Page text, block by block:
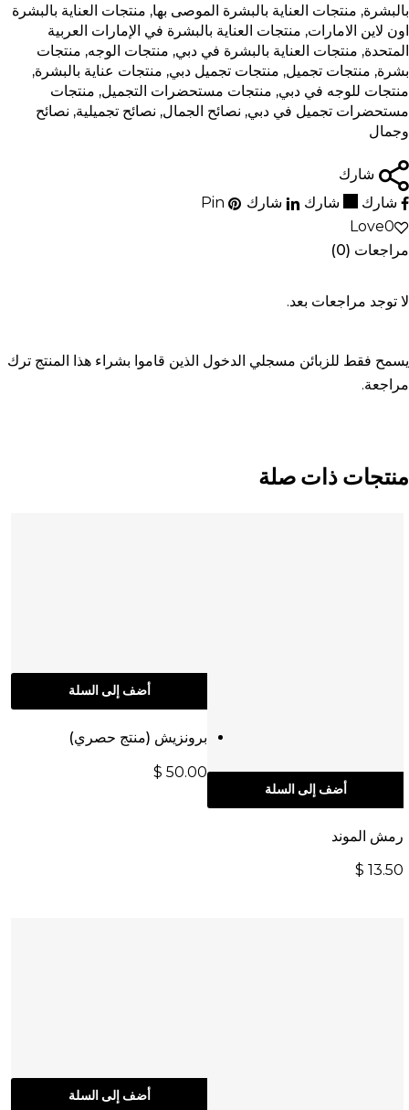
بالبشرة, منتجات العناية بالبشرة الموصى بها, منتجات العناية بالبشرة
اون لاين الامارات, منتجات العناية بالبشرة في الإمارات العربية
المتحدة, منتجات العناية بالبشرة في دبي, منتجات الوجه, منتجات
بشرة, منتجات تجميل, منتجات تجميل دبي, منتجات عناية بالبشرة,
منتجات للوجه في دبي, منتجات مستحضرات التجميل, منتجات
مستحضرات تجميل في دبي, نصائح الجمال, نصائح تجميلية, نصائح
وجمال
شارك
شارك
شارك شارك
Pin
Love0
مراجعات (0)
لا توجد مراجعات بعد.
يسمح فقط للزبائن مسجلي الدخول الذين قاموا بشراء هذا المنتج ترك
مراجعة.
منتجات ذات صلة
أضف إلى السلة
رمش الموند
$ 13.50
أضف إلى السلة
برونزيش (منتج حصري)
$ 50.00
أضف إلى السلة